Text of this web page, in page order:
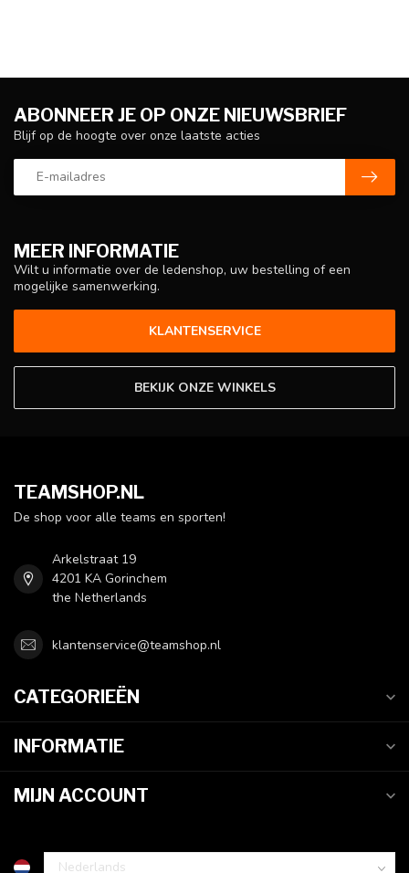
MEER INFORMATIE
Wilt u informatie over de ledenshop, uw bestelling of een
mogelijke samenwerking.
KLANTENSERVICE
BEKIJK ONZE WINKELS
ABONNEER JE OP ONZE NIEUWSBRIEF
Blijf op de hoogte over onze laatste acties
TEAMSHOP.NL
De shop voor alle teams en sporten!
Arkelstraat 19
4201 KA Gorinchem
the Netherlands
klantenservice@teamshop.nl
CATEGORIEËN
INFORMATIE
MIJN ACCOUNT